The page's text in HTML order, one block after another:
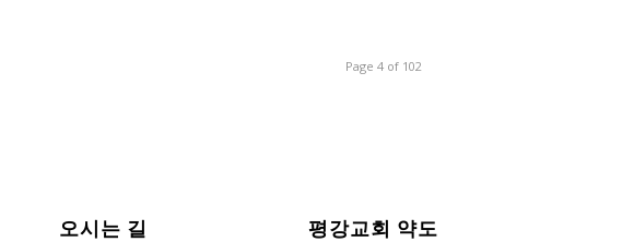
Page 4 of 102
오시는 길 평강교회 약도